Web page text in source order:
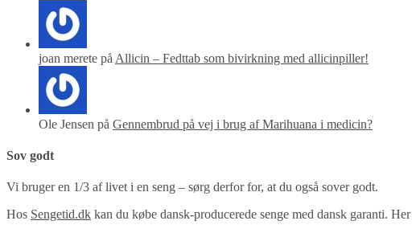
joan merete på Allicin – Fedttab som bivirkning med allicinpiller!
Ole Jensen på Gennembrud på vej i brug af Marihuana i medicin?
Sov godt
Vi bruger en 1/3 af livet i en seng – sørg derfor for, at du også sover godt.
Hos Sengetid.dk kan du købe dansk-producerede senge med dansk garanti.